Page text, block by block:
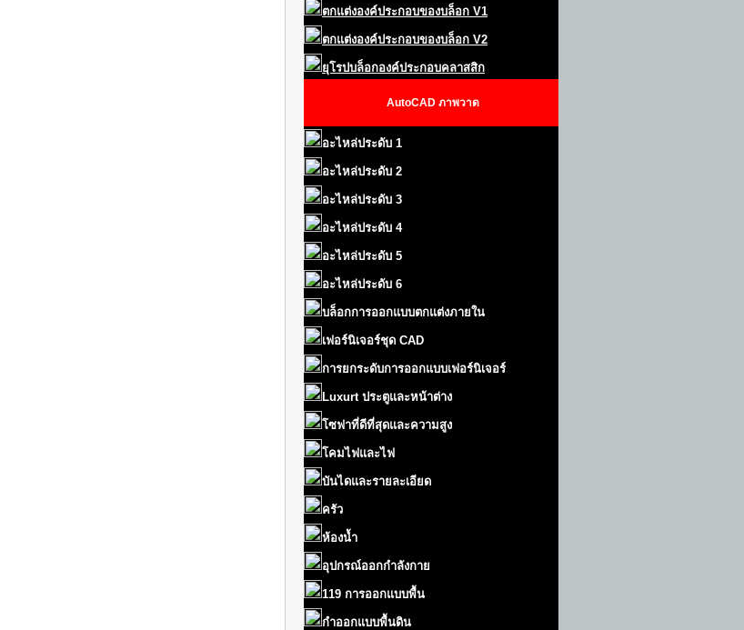
ตกแต่งองค์ประกอบของบล็อก V1
ตกแต่งองค์ประกอบของบล็อก V2
ยุโรปบล็อกองค์ประกอบคลาสสิก
AutoCAD ภาพวาด
อะไหล่ประดับ 1
อะไหล่ประดับ 2
อะไหล่ประดับ 3
อะไหล่ประดับ 4
อะไหล่ประดับ 5
อะไหล่ประดับ 6
บล็อกการออกแบบตกแต่งภายใน
เฟอร์นิเจอร์ชุด CAD
การยกระดับการออกแบบเฟอร์นิเจอร์
Luxurt ประตูและหน้าต่าง
โซฟาที่ดีที่สุดและความสูง
โคมไฟและไฟ
บันไดและรายละเอียด
ครัว
ห้องน้ำ
อุปกรณ์ออกกำลังกาย
119 การออกแบบพื้น
กำออกแบบพื้นดิน